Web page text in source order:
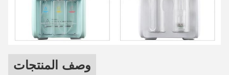
وصف المنتجات